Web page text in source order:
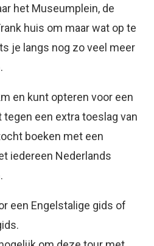
het Museumplein, de
huis om maar wat op te
je langs nog zo veel meer
en kunt opteren voor een
een extra toeslag van
boeken met een
iedereen Nederlands
een Engelstalige gids of